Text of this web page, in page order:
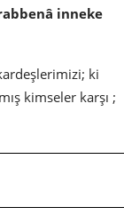
inneke
ki
kimseler karşı ;